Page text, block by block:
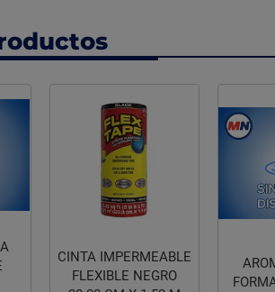
AROMATIZANTE
FORMA FELIZ OLOR